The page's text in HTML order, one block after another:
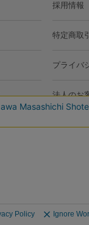
採用情報
特定商取
プライバ
法人のお
お問い合
All Rights Reserved.
内における閲覧履歴・
ッキー（Cookie）を使
ポリシー